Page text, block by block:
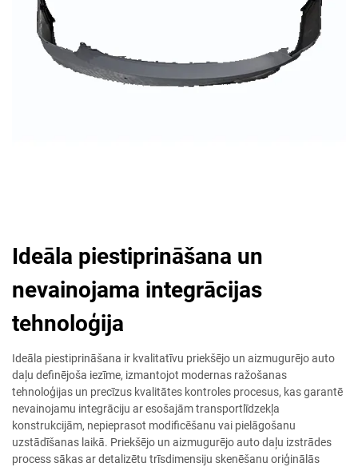
Ideāla piestiprināšana un
nevainojama integrācijas
tehnoloģija
Ideāla piestiprināšana ir kvalitatīvu priekšējo un aizmugurējo auto
daļu definējoša iezīme, izmantojot modernas ražošanas
tehnoloģijas un precīzus kvalitātes kontroles procesus, kas garantē
nevainojamu integrāciju ar esošajām transportlīdzekļa
konstrukcijām, nepieprasot modificēšanu vai pielāgošanu
uzstādīšanas laikā. Priekšējo un aizmugurējo auto daļu izstrādes
process sākas ar detalizētu trīsdimensiju skenēšanu oriģinālās